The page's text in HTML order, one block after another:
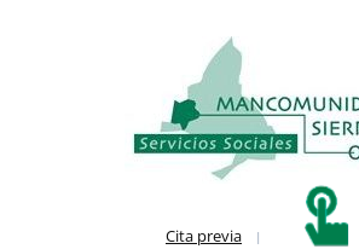
Cita previa